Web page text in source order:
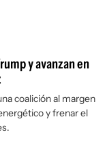
y avanzan en
coalición al margen
y frenar el